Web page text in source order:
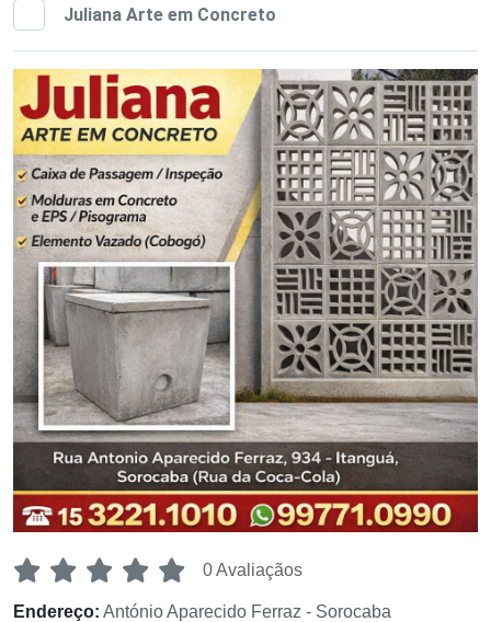
Juliana Arte em Concreto
0 Avaliaçãos
Endereço: António Aparecido Ferraz - Sorocaba